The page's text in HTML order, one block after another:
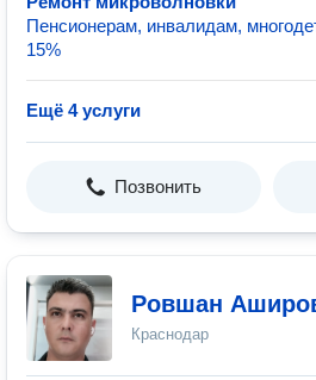
Пенсионерам, инвалидам,
15%
Ещё 4 услуги
Позвонить
Ровшан
Краснодар